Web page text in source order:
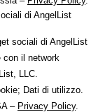
di AngelList
sociali di AngelList
con il network
LLC.
Dati di utilizzo.
– Privacy Policy.